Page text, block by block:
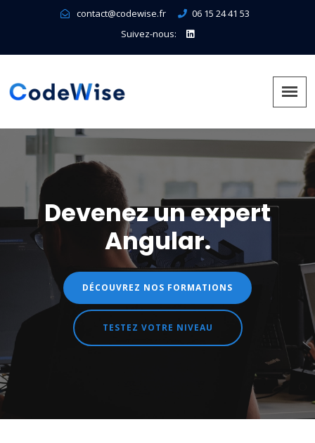
contact@codewise.fr
06 15 24 41 53
Suivez-nous:
Devenez un expert
Angular.
DÉCOUVREZ NOS FORMATIONS
TESTEZ VOTRE NIVEAU